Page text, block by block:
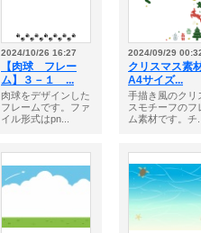
2024/10/26 16:27
【肉球 フレー
ム】３－１ ...
肉球をデザインした
フレームです。ファ
イル形式はpn...
2024/09/29
クリスマス素
A4サイズ...
手描き風のクリ
スモチーフのフ
ム素材です。チ